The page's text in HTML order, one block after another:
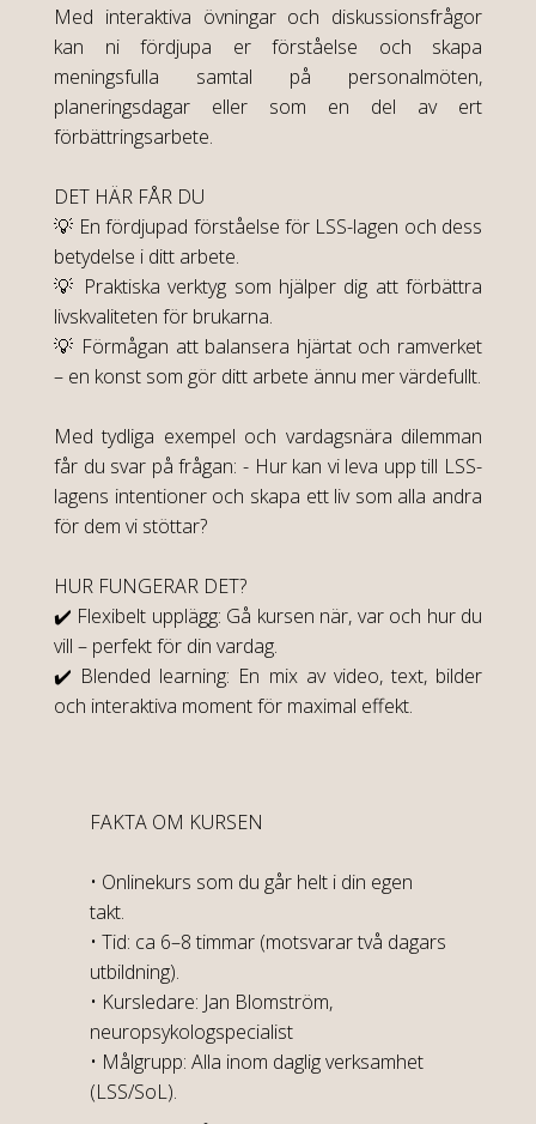
Med interaktiva övningar och diskussionsfrågor
kan ni fördjupa er förståelse och skapa
meningsfulla samtal på personalmöten,
planeringsdagar eller som en del av ert
förbättringsarbete.
DET HÄR FÅR DU
💡 En fördjupad förståelse för LSS-lagen och dess
betydelse i ditt arbete.
💡 Praktiska verktyg som hjälper dig att förbättra
livskvaliteten för brukarna.
💡 Förmågan att balansera hjärtat och ramverket
– en konst som gör ditt arbete ännu mer värdefullt.
Med tydliga exempel och vardagsnära dilemman
får du svar på frågan: - Hur kan vi leva upp till LSS-
lagens intentioner och skapa ett liv som alla andra
för dem vi stöttar?
HUR FUNGERAR DET?
✔️ Flexibelt upplägg: Gå kursen när, var och hur du
vill – perfekt för din vardag.
✔️ Blended learning: En mix av video, text, bilder
och interaktiva moment för maximal effekt.
FAKTA OM KURSEN
• Onlinekurs som du går helt i din egen
takt.
• Tid: ca 6–8 timmar (motsvarar två dagars
utbildning).
• Kursledare: Jan Blomström,
neuropsykologspecialist
• Målgrupp: Alla inom daglig verksamhet
(LSS/SoL).